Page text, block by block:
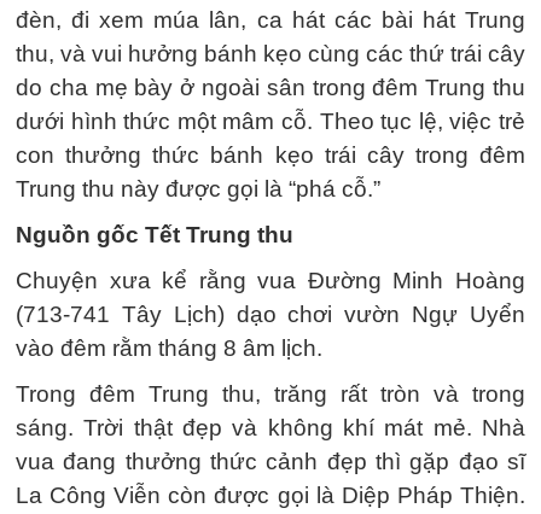
đèn, đi xem múa lân, ca hát các bài hát Trung
thu, và vui hưởng bánh kẹo cùng các thứ trái cây
do cha mẹ bày ở ngoài sân trong đêm Trung thu
dưới hình thức một mâm cỗ. Theo tục lệ, việc trẻ
con thưởng thức bánh kẹo trái cây trong đêm
Trung thu này được gọi là “phá cỗ.”
Nguồn gốc Tết Trung thu
Chuyện xưa kể rằng vua Đường Minh Hoàng
(713-741 Tây Lịch) dạo chơi vườn Ngự Uyển
vào đêm rằm tháng 8 âm lịch.
Trong đêm Trung thu, trăng rất tròn và trong
sáng. Trời thật đẹp và không khí mát mẻ. Nhà
vua đang thưởng thức cảnh đẹp thì gặp đạo sĩ
La Công Viễn còn được gọi là Diệp Pháp Thiện.